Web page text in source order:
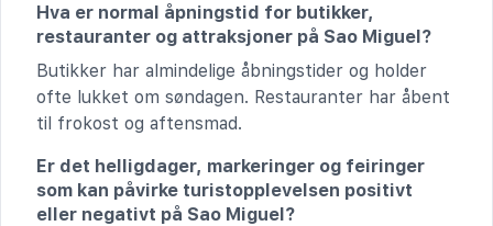
Hva er normal åpningstid for butikker,
restauranter og attraksjoner på Sao Miguel?
Butikker har almindelige åbningstider og holder
ofte lukket om søndagen. Restauranter har åbent
til frokost og aftensmad.
Er det helligdager, markeringer og feiringer
som kan påvirke turistopplevelsen positivt
eller negativt på Sao Miguel?